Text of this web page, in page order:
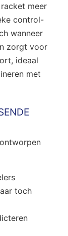
meer
control-
wanneer
zorgt voor
ideaal
met
toch